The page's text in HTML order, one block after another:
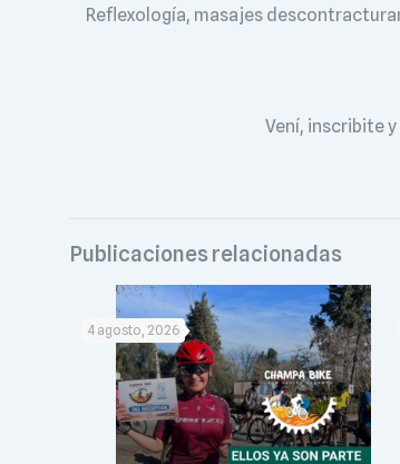
Reflexología, masajes
Vení, inscribite
Publicaciones relacionadas
4 agosto, 2026